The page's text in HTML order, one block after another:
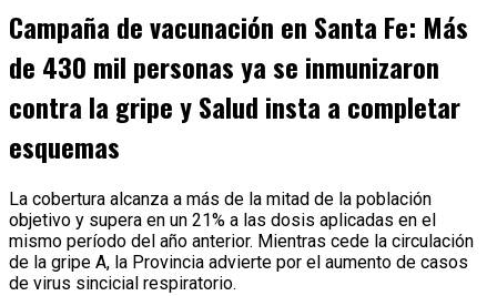
Campaña de vacunación en Santa Fe: Más
de 430 mil personas ya se inmunizaron
contra la gripe y Salud insta a completar
esquemas
La cobertura alcanza a más de la mitad de la población
objetivo y supera en un 21% a las dosis aplicadas en el
mismo período del año anterior. Mientras cede la circulación
de la gripe A, la Provincia advierte por el aumento de casos
de virus sincicial respiratorio.